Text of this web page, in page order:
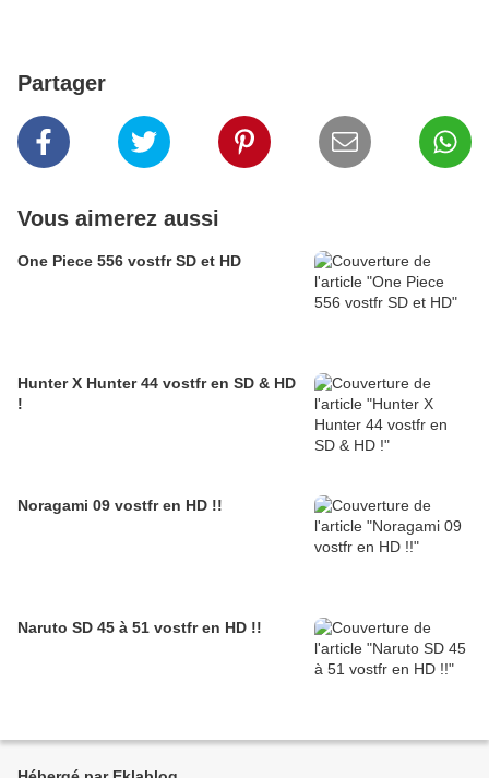
Partager
Vous aimerez aussi
One Piece 556 vostfr SD et HD
Hunter X Hunter 44 vostfr en SD & HD
!
Noragami 09 vostfr en HD !!
Naruto SD 45 à 51 vostfr en HD !!